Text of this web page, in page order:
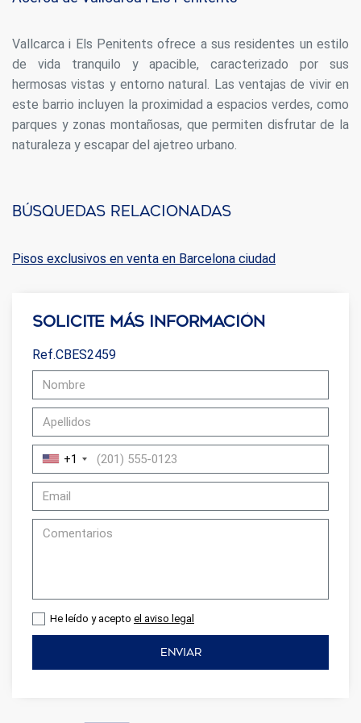
Vallcarca i Els Penitents ofrece a sus residentes un estilo
de vida tranquilo y apacible, caracterizado por sus
hermosas vistas y entorno natural. Las ventajas de vivir en
este barrio incluyen la proximidad a espacios verdes, como
parques y zonas montañosas, que permiten disfrutar de la
naturaleza y escapar del ajetreo urbano.
Búsquedas relacionadas
Pisos exclusivos en venta en Barcelona ciudad
Solicite más información
Ref.CBES2459
+1
He leído y acepto el aviso legal
ENVIAR